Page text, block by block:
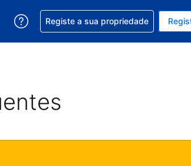
moeda. A sua moeda atual é Dólar dos
o seu idioma. O seu idioma atual é
Obtenha ajuda com a sua reserva
Registe a sua propriedade